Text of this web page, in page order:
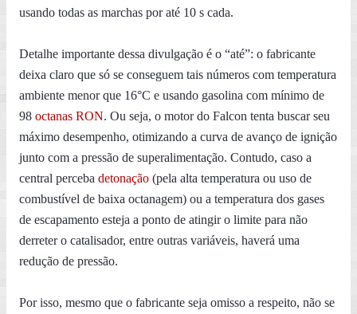
usando todas as marchas por até 10 s cada.
Detalhe importante dessa divulgação é o “até”: o fabricante
deixa claro que só se conseguem tais números com temperatura
ambiente menor que 16°C e usando gasolina com mínimo de
98 octanas RON. Ou seja, o motor do Falcon tenta buscar seu
máximo desempenho, otimizando a curva de avanço de ignição
junto com a pressão de superalimentação. Contudo, caso a
central perceba detonação (pela alta temperatura ou uso de
combustível de baixa octanagem) ou a temperatura dos gases
de escapamento esteja a ponto de atingir o limite para não
derreter o catalisador, entre outras variáveis, haverá uma
redução de pressão.
Por isso, mesmo que o fabricante seja omisso a respeito, não se